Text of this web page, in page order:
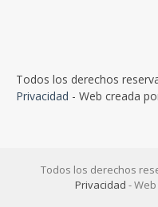
Todos los derechos
Privacidad - Web creada
Todos los derechos
Privacidad -